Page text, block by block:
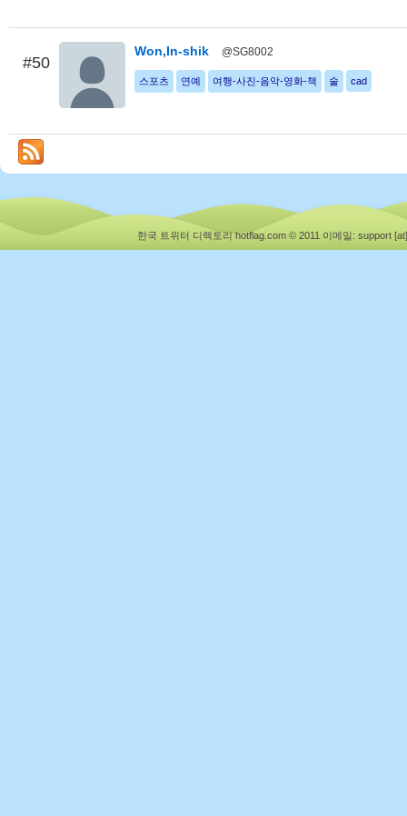
#50
Won,In-shik @SG8002
스포츠 연예 여행-사진-음악-영화-책 술 cad
한국 트위터 디렉토리 hotflag.com © 2011 이메일: support